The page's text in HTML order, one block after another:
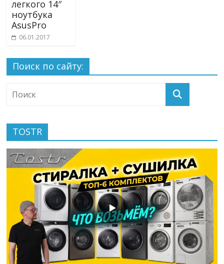
легкого 14″
ноутбука
AsusPro
06.01.2017
Поиск по сайту:
TOSTR